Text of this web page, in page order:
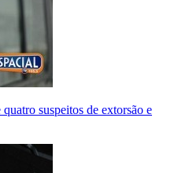
suspeitos de extorsão e